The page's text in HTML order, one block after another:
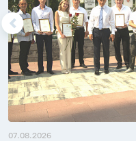
07.08.2026